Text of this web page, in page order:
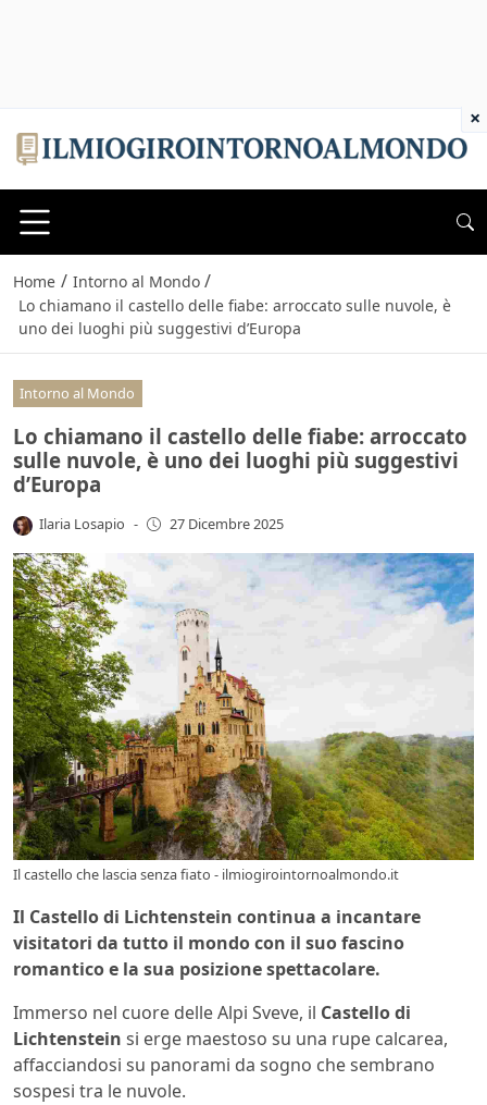
Home / Intorno al Mondo /
Lo chiamano il castello delle fiabe: arroccato sulle nuvole, è
uno dei luoghi più suggestivi d’Europa
Intorno al Mondo
Lo chiamano il castello delle fiabe: arroccato
sulle nuvole, è uno dei luoghi più suggestivi
d’Europa
Ilaria Losapio - 27 Dicembre 2025
Il castello che lascia senza fiato - ilmiogirointornoalmondo.it
Il Castello di Lichtenstein continua a incantare
visitatori da tutto il mondo con il suo fascino
romantico e la sua posizione spettacolare.
Immerso nel cuore delle Alpi Sveve, il Castello di
Lichtenstein si erge maestoso su una rupe calcarea,
affacciandosi su panorami da sogno che sembrano
sospesi tra le nuvole.
×